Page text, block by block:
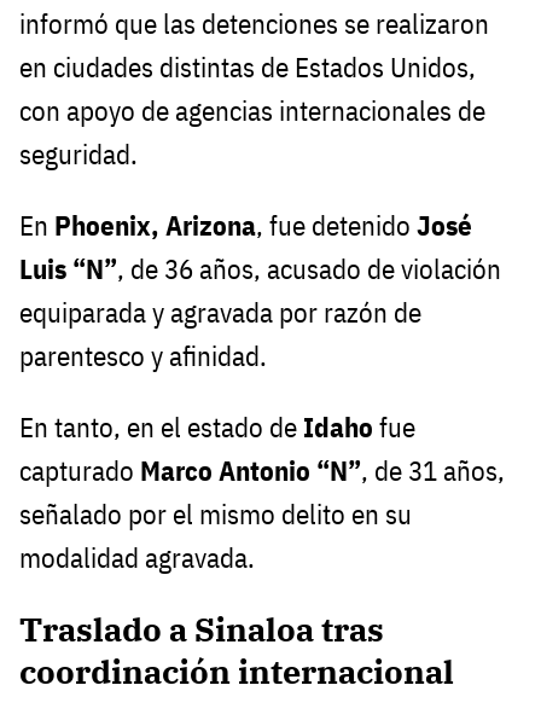
informó que las detenciones se realizaron
en ciudades distintas de Estados Unidos,
con apoyo de agencias internacionales de
seguridad.
En Phoenix, Arizona, fue detenido José
Luis “N”, de 36 años, acusado de violación
equiparada y agravada por razón de
parentesco y afinidad.
En tanto, en el estado de Idaho fue
capturado Marco Antonio “N”, de 31 años,
señalado por el mismo delito en su
modalidad agravada.
Traslado a Sinaloa tras
coordinación internacional